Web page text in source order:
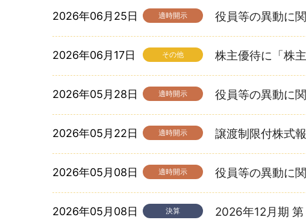
2026年06月25日 適時開示 役員等の異動に
2026年06月17日 その他 株主優待に「株
2026年05月28日 適時開示 役員等の異動に
2026年05月22日 適時開示 譲渡制限付株式
2026年05月08日 適時開示 役員等の異動に
2026年05月08日 決算 2026年12月期 第